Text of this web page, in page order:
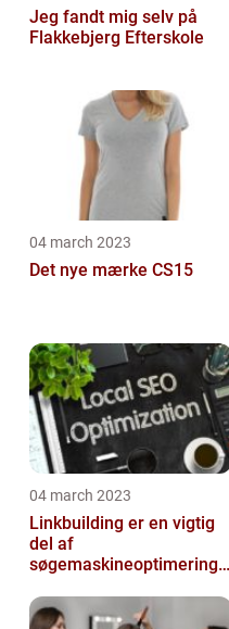
Jeg fandt mig selv på
Flakkebjerg Efterskole
04 march 2023
Det nye mærke CS15
04 march 2023
Linkbuilding er en vigtig
del af
søgemaskineoptimeringe